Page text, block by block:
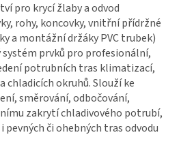
pro krycí žlaby a odvod
rohy, koncovky, vnitřní přídržné
a montážní držáky PVC trubek)
systém prvků pro profesionální,
potrubních tras klimatizací,
chladicích okruhů. Slouží ke
směrování, odbočování,
zakrytí chladivového potrubí,
či ohebných tras odvodu